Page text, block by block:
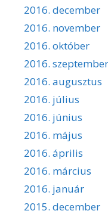
2016. december
2016. november
2016. október
2016. szeptember
2016. augusztus
2016. július
2016. június
2016. május
2016. április
2016. március
2016. január
2015. december